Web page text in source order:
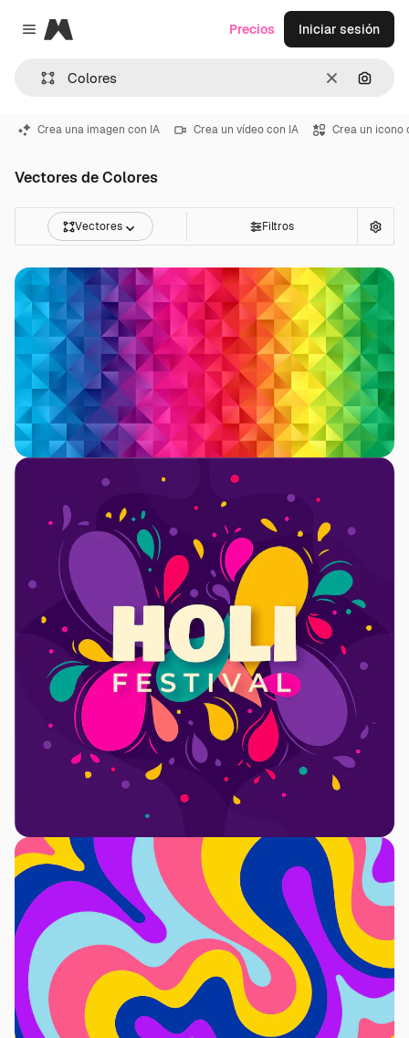
Close menu
Magnific
Borrar
Precios Iniciar sesión
Crea una imagen con IA Crea un vídeo con IA Crea un icono
Vectores de Colores
Vectores Filtros